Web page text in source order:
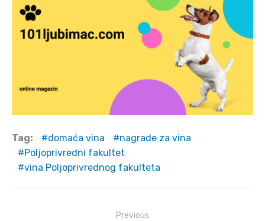
Tag: domaća vina
nagrade za vina
Poljoprivredni fakultet
vina Poljoprivrednog fakulteta
Previous